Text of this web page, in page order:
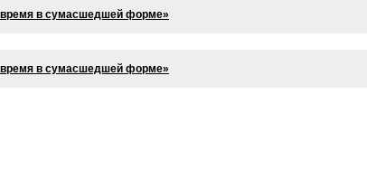
время в сумасшедшей форме»
время в сумасшедшей форме»